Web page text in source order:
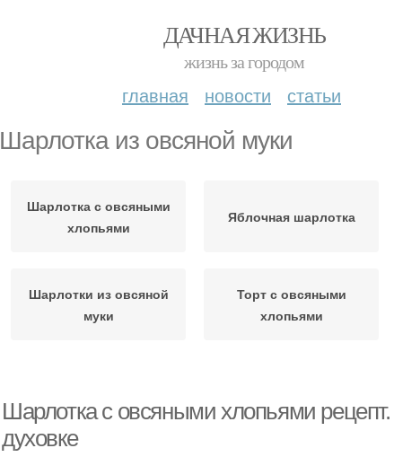
ДАЧНАЯ ЖИЗНЬ
жизнь за городом
главная новости статьи
Шарлотка из овсяной муки
Шарлотка с овсяными
хлопьями
Яблочная шарлотка
Шарлотки из овсяной
муки
Торт с овсяными
хлопьями
хлопьев
Шарлотка с овсяными хлопьями
духовке